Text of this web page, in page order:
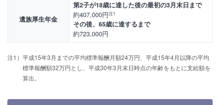
遺族厚生年金
第2子が18歳に達した後の最初の3月末日まで
約407,000円注1
その後、65歳に達するまで
約723,000円
注1）平成15年3月までの平均標準報酬月額24万円、平成15年4月以降の平均
標準報酬額32万円とし、平成30年3月末日時点の年齢をもとに支給額を
算出。